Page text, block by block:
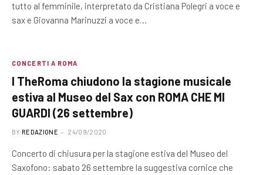
tutto al femminile, interpretato da Cristiana Polegri a voce e
sax e Giovanna Marinuzzi a voce e…
CONCERTI A ROMA
I TheRoma chiudono la stagione musicale
estiva al Museo del Sax con ROMA CHE MI
GUARDI (26 settembre)
BY REDAZIONE 24/09/2020
Concerto di chiusura per la stagione estiva del Museo del
Saxofono: sabato 26 settembre la suggestiva cornice che